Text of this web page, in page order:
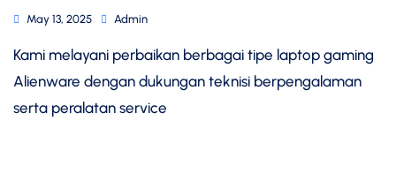
May 13, 2025 Admin
Kami melayani perbaikan berbagai tipe laptop gaming
Alienware dengan dukungan teknisi berpengalaman
serta peralatan service